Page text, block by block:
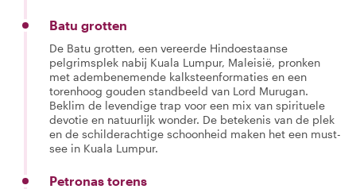
Batu grotten
De Batu grotten, een vereerde Hindoestaanse
pelgrimsplek nabij Kuala Lumpur, Maleisië, pronken
met adembenemende kalksteenformaties en een
torenhoog gouden standbeeld van Lord Murugan.
Beklim de levendige trap voor een mix van spirituele
devotie en natuurlijk wonder. De betekenis van de plek
en de schilderachtige schoonheid maken het een must-
see in Kuala Lumpur.
Petronas torens